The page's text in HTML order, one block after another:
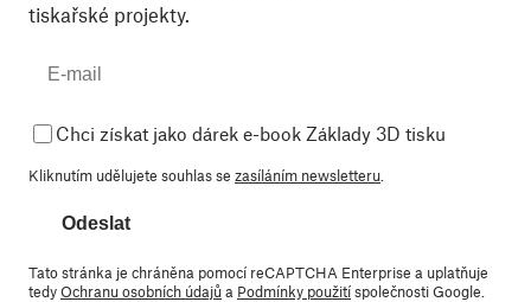
tiskařské projekty.
Chci získat jako dárek e-book Základy 3D tisku
Kliknutím udělujete souhlas se zasíláním newsletteru
Odeslat
Tato stránka je chráněna pomocí reCAPTCHA Enterprise a uplatňuje
tedyOchranu osobních údajůa Podmínky použitíspolečnosti Google.